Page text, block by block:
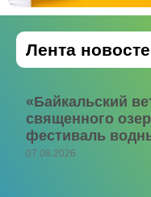
Лента
«Байкальский
священного
фестиваль
07.08.2026